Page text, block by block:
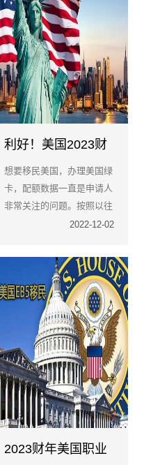
候要让自己的身心放轻松，
而且还要有礼貌，自然的和
移民官进行交流。
利好！美国2023财
年职业类增加签证配
额！速度赶上无排期
项目末班车！
想要移民美国，办理美国绿
卡，配额数据一直是申请人
非常关注的问题。按照以往
规则，配额的分配将对一些
2022-12-02
2023财年美国职业